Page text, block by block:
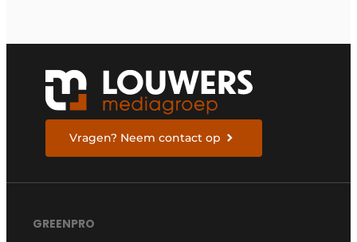
Vragen? Neem contact op
GREENPRO